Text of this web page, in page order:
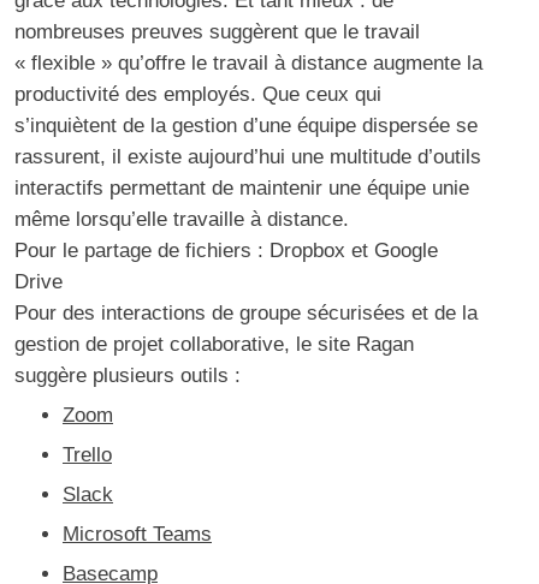
nombreuses preuves suggèrent que le travail
« flexible » qu’offre le travail à distance augmente la
productivité des employés. Que ceux qui
s’inquiètent de la gestion d’une équipe dispersée se
rassurent, il existe aujourd’hui une multitude d’outils
interactifs permettant de maintenir une équipe unie
même lorsqu’elle travaille à distance.
Pour le partage de fichiers : Dropbox et Google
Drive
Pour des interactions de groupe sécurisées et de la
gestion de projet collaborative, le site Ragan
suggère plusieurs outils :
Zoom
Trello
Slack
Microsoft Teams
Basecamp